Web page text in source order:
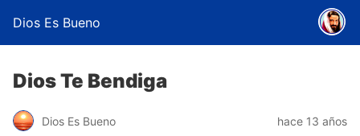
Dios Es Bueno
Dios Te Bendiga
Dios Es Bueno hace 13 años